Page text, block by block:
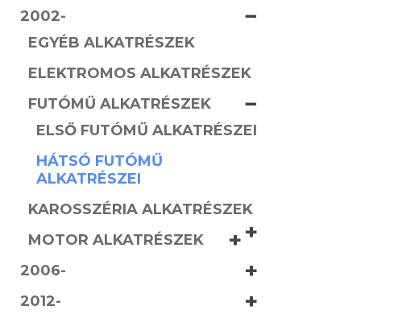
2002- −
EGYÉB ALKATRÉSZEK
ELEKTROMOS ALKATRÉSZEK
FUTÓMŰ ALKATRÉSZEK
−
ELSŐ FUTÓMŰ ALKATRÉSZEI
HÁTSÓ FUTÓMŰ
ALKATRÉSZEI
KAROSSZÉRIA ALKATRÉSZEK
+
MOTOR ALKATRÉSZEK +
2006- +
2012- +